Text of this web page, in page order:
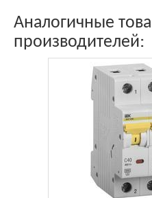
Аналогичные
производителей: